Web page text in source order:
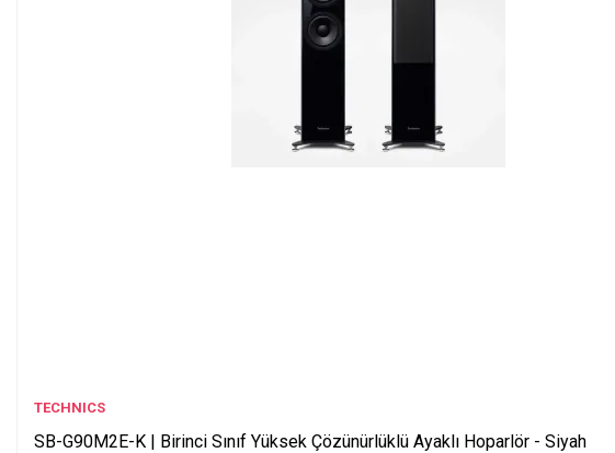
TECHNICS
SB-G90M2E-K | Birinci Sınıf Yüksek Çözünürlüklü Ayaklı Hoparlör - Siyah